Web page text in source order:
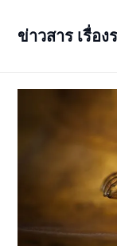
ข่าวสาร เรื่อ